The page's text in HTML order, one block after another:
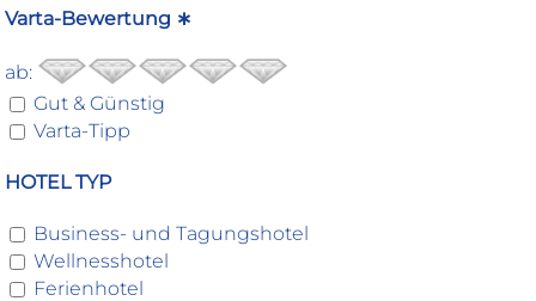
Varta-Bewertung ∗
ab:
Gut & Günstig
Varta-Tipp
HOTEL TYP
Business- und Tagungshotel
Wellnesshotel
Ferienhotel